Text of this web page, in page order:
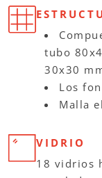
tubo
30x30
Los
Malla
VIDRIO
18 vidrios